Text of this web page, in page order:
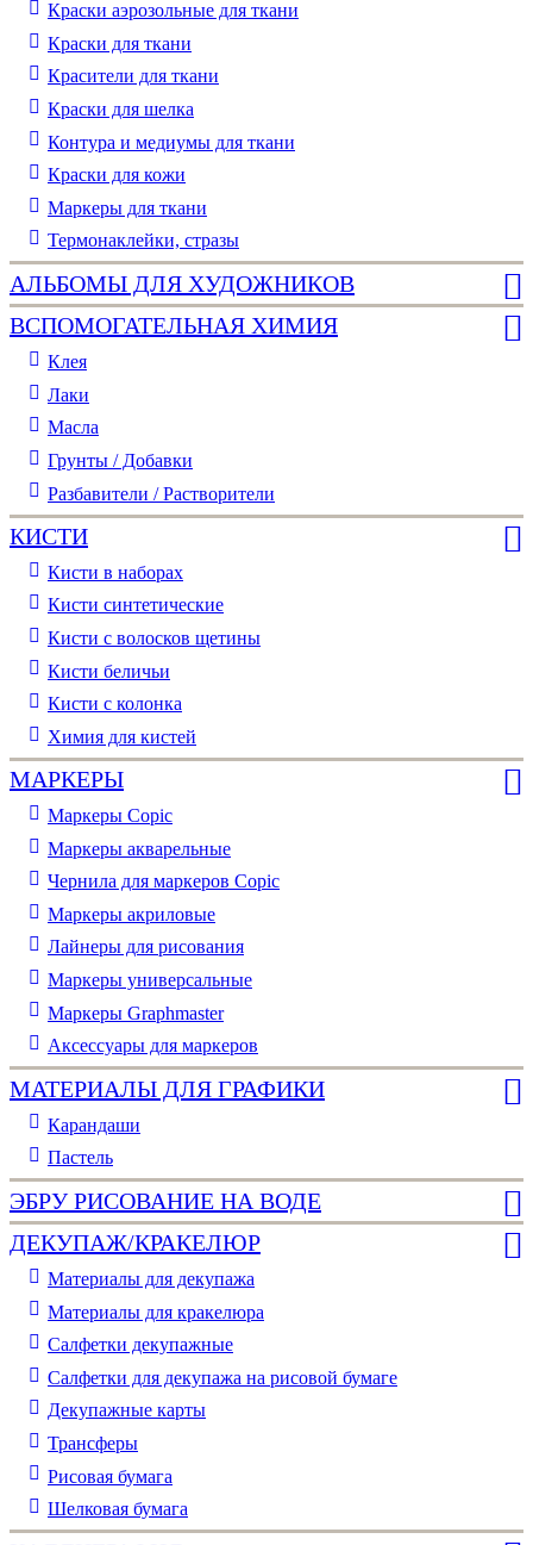
Краски аэрозольные для ткани
Краски для ткани
Красители для ткани
Краски для шелка
Контура и медиумы для ткани
Краски для кожи
Маркеры для ткани
Термонаклейки, стразы
АЛЬБОМЫ ДЛЯ ХУДОЖНИКОВ
ВСПОМОГАТЕЛЬНАЯ ХИМИЯ
Клея
Лаки
Масла
Грунты / Добавки
Разбавители / Растворители
КИСТИ
Кисти в наборах
Кисти синтетические
Кисти с волосков щетины
Кисти беличьи
Кисти с колонка
Химия для кистей
МАРКЕРЫ
Маркеры Copic
Маркеры акварельные
Чернила для маркеров Copic
Маркеры акриловые
Лайнеры для рисования
Маркеры универсальные
Маркеры Graphmaster
Аксессуары для маркеров
МАТЕРИАЛЫ ДЛЯ ГРАФИКИ
Карандаши
Пастель
ЭБРУ РИСОВАНИЕ НА ВОДЕ
ДЕКУПАЖ/КРАКЕЛЮР
Материалы для декупажа
Материалы для кракелюра
Cалфетки декупажные
Салфетки для декупажа на рисовой бумаге
Декупажные карты
Трансферы
Рисовая бумага
Шелковая бумага